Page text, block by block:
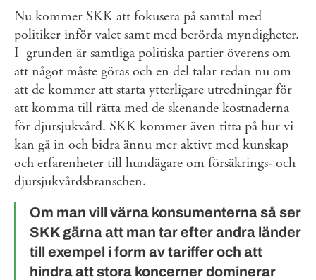
Nu kommer SKK att fokusera på samtal med
politiker inför valet samt med berörda myndigheter.
I grunden är samtliga politiska partier överens om
att något måste göras och en del talar redan nu om
att de kommer att starta ytterligare utredningar för
att komma till rätta med de skenande kostnaderna
för djursjukvård. SKK kommer även titta på hur vi
kan gå in och bidra ännu mer aktivt med kunskap
och erfarenheter till hundägare om försäkrings- och
djursjukvårdsbranschen.
Om man vill värna konsumenterna så ser
SKK gärna att man tar efter andra länder
till exempel i form av tariffer och att
hindra att stora koncerner dominerar